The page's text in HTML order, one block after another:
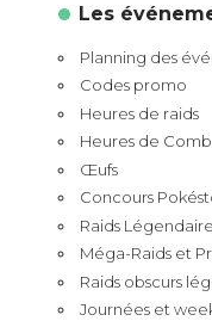
Les
Planning des
Codes promo
Heures de raids
Heures de
Œufs
Concours
Raids
Méga-Raids et
Raids obscurs
Journées et